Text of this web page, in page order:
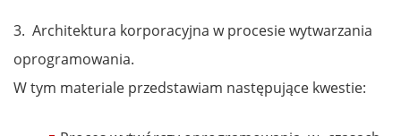
3. Architektura korporacyjna w procesie wytwarzania
oprogramowania.
W tym materiale przedstawiam następujące kwestie: